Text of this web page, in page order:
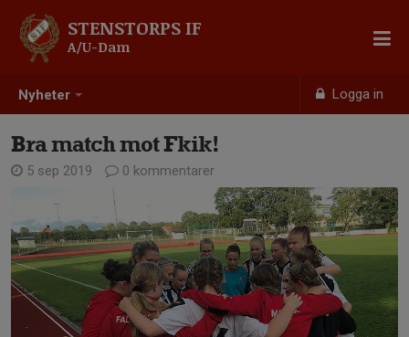
Nyheter Logga in
STENSTORPS IF
A/U-Dam
Bra match mot Fkik!
5 sep 2019 0 kommentarer